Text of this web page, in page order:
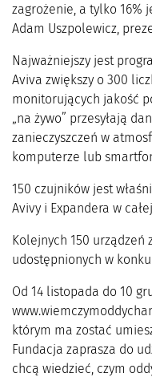
zagrożenie, a tylko 16%
Adam Uszpolewicz,
Najważniejszy jest
Aviva zwiększy o 300
monitorujących jakość
„na żywo” przesyłają
zanieczyszczeń w
komputerze lub
150 czujników jest
Avivy i Expandera w
Kolejnych 150 urządzeń
udostępnionych w
Od 14 listopada do 10
którym ma zostać
Fundacja zaprasza do
chcą wiedzieć, czym